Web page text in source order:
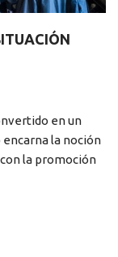
en un
la noción
la promoción